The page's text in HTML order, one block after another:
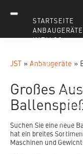
STARTSEITE
ANBAUGERÄTE
KATALOG
CASES
ISLAND
JST » Anbaugeräte »
Großes
Suchen Sie eine neue
hat ein breites
Maschinen und